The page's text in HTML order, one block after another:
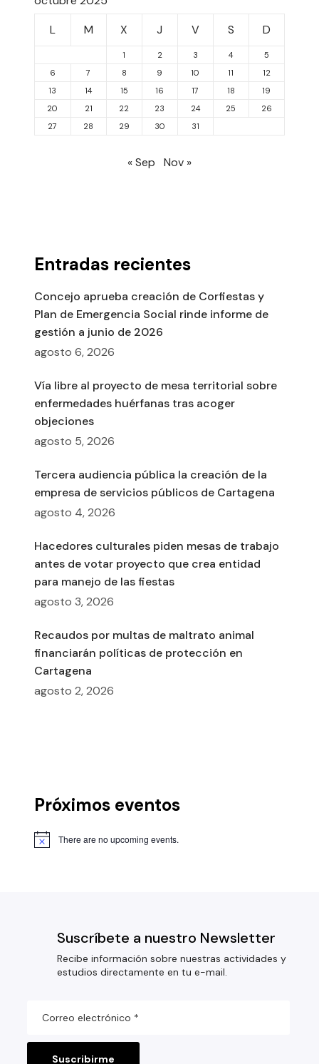
L
M X J V S D
1 2 3 4
5
6
7 8 9 10 11
12
13
14 15 16 17 18
19
20
21 22 23 24 25
26
27
28 29 30 31
« Sep Nov »
Entradas recientes
Concejo aprueba creación de Corfiestas y
Plan de Emergencia Social rinde informe de
gestión a junio de 2026
agosto 6, 2026
Vía libre al proyecto de mesa territorial sobre
enfermedades huérfanas tras acoger
objeciones
agosto 5, 2026
Tercera audiencia pública la creación de la
empresa de servicios públicos de Cartagena
agosto 4, 2026
Hacedores culturales piden mesas de trabajo
antes de votar proyecto que crea entidad
para manejo de las fiestas
agosto 3, 2026
Recaudos por multas de maltrato animal
financiarán políticas de protección en
Cartagena
agosto 2, 2026
Próximos eventos
There are no upcoming events.
Suscríbete a nuestro Newsletter
Recibe información sobre nuestras actividades y
estudios directamente en tu e-mail.